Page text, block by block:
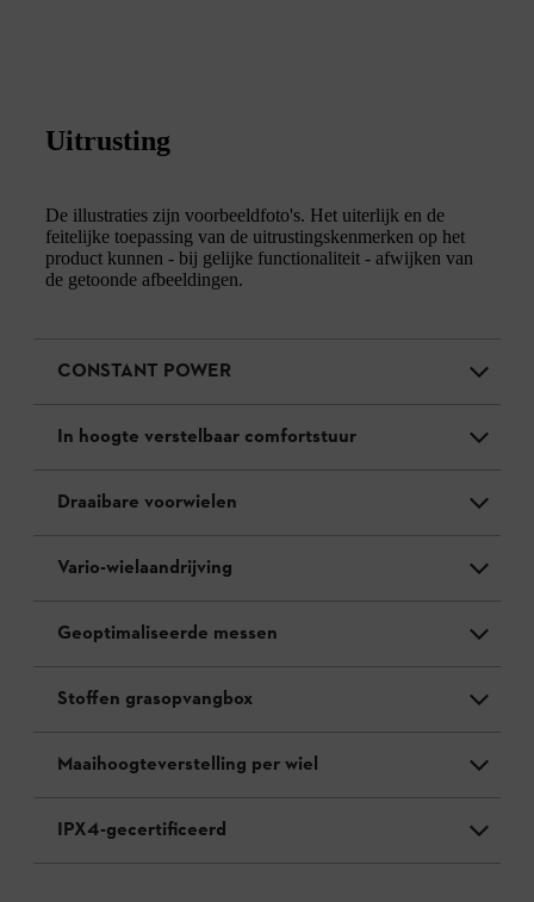
Uitrusting
De illustraties zijn voorbeeldfoto's. Het uiterlijk en de
feitelijke toepassing van de uitrustingskenmerken op het
product kunnen - bij gelijke functionaliteit - afwijken van
de getoonde afbeeldingen.
CONSTANT POWER
In hoogte verstelbaar comfortstuur
Draaibare voorwielen
Vario-wielaandrijving
Geoptimaliseerde messen
Stoffen grasopvangbox
Maaihoogteverstelling per wiel
IPX4-gecertificeerd